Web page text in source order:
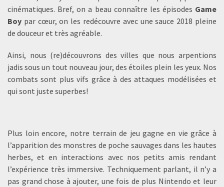
cinématiques. Bref, on a beau connaître les épisodes Game
Boy par cœur, on les redécouvre avec une sauce 2018 pleine
de douceur et très agréable.
Ainsi, nous (re)découvrons des villes que nous arpentions
jadis sous un tout nouveau jour, des étoiles plein les yeux. Nos
combats sont plus vifs grâce à des attaques modélisées et
qui sont juste superbes!
Plus loin encore, notre terrain de jeu gagne en vie grâce à
l’apparition des monstres de poche sauvages dans les hautes
herbes, et en interactions avec nos petits amis rendant
l’expérience très immersive. Techniquement parlant, il n’y a
pas grand chose à ajouter, une fois de plus Nintendo et leur